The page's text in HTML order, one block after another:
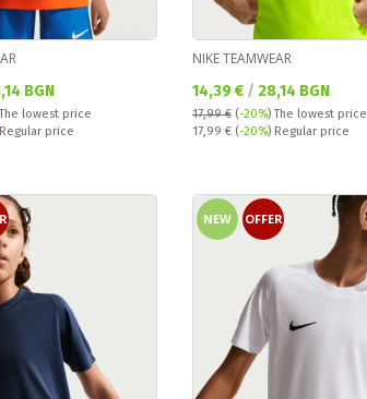
BGN
The lowest price
price
NIKE TEAMWEAR
Текуща цена:
14,39 € / 28,14 BGN
17,99 € (-20%)The lowest price
Regular price:
17,99 € (-20%) Regular price
NEW OFFER